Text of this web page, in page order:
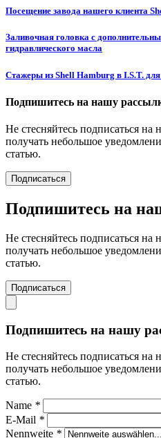
Посещение завода нашего клиента
Заливочная головка с
гидравлического масла
Стажеры из Shell Hamburg в I.S.T.
Подпишитесь на нашу
Не стесняйтесь подписаться на
получать небольшое
статью.
Подписаться
Подпишитесь на
Не стесняйтесь подписаться на
получать небольшое
статью.
Подписаться
Подпишитесь на нашу
Не стесняйтесь подписаться на
получать небольшое
статью.
Name *
E-Mail *
Nennweite *